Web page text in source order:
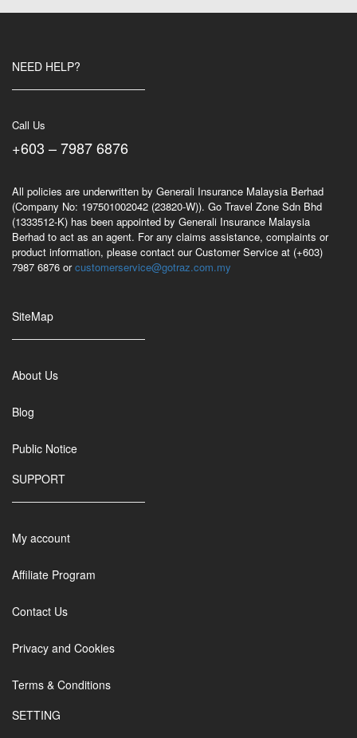
NEED HELP?
Call Us
+603 – 7987 6876
All policies are underwritten by Generali Insurance Malaysia Berhad
(Company No: 197501002042 (23820-W)). Go Travel Zone Sdn Bhd
(1333512-K) has been appointed by Generali Insurance Malaysia
Berhad to act as an agent. For any claims assistance, complaints or
product information, please contact our Customer Service at (+603)
7987 6876 orcustomerservice@gotraz.com.my
SiteMap
About Us
Blog
Public Notice
SUPPORT
My account
Affiliate Program
Contact Us
Privacy and Cookies
Terms & Conditions
SETTING